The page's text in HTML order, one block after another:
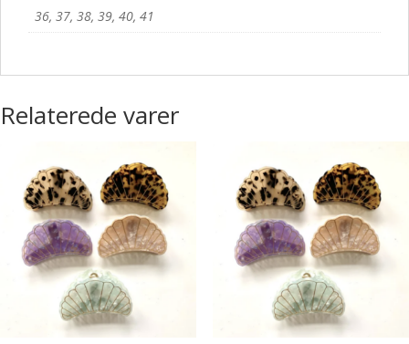
36, 37, 38, 39, 40, 41
Relaterede varer